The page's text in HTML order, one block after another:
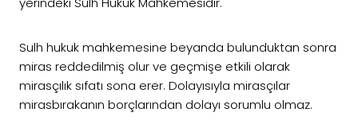
Sulh hukuk mahkemesine beyanda bulunduktan sonra
miras reddedilmiş olur ve geçmişe etkili olarak
mirasçılık sıfatı sona erer. Dolayısıyla mirasçılar
mirasbırakanın borçlarından dolayı sorumlu olmaz.